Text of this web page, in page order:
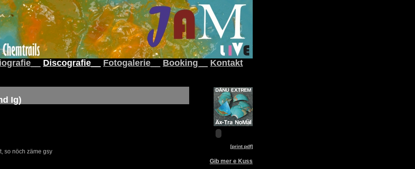
Discografie__ Fotogalerie__ Booking__ Kontakt
[print pdf]
Gib mer e Kuss
Ig)
so nöch zäme gsy